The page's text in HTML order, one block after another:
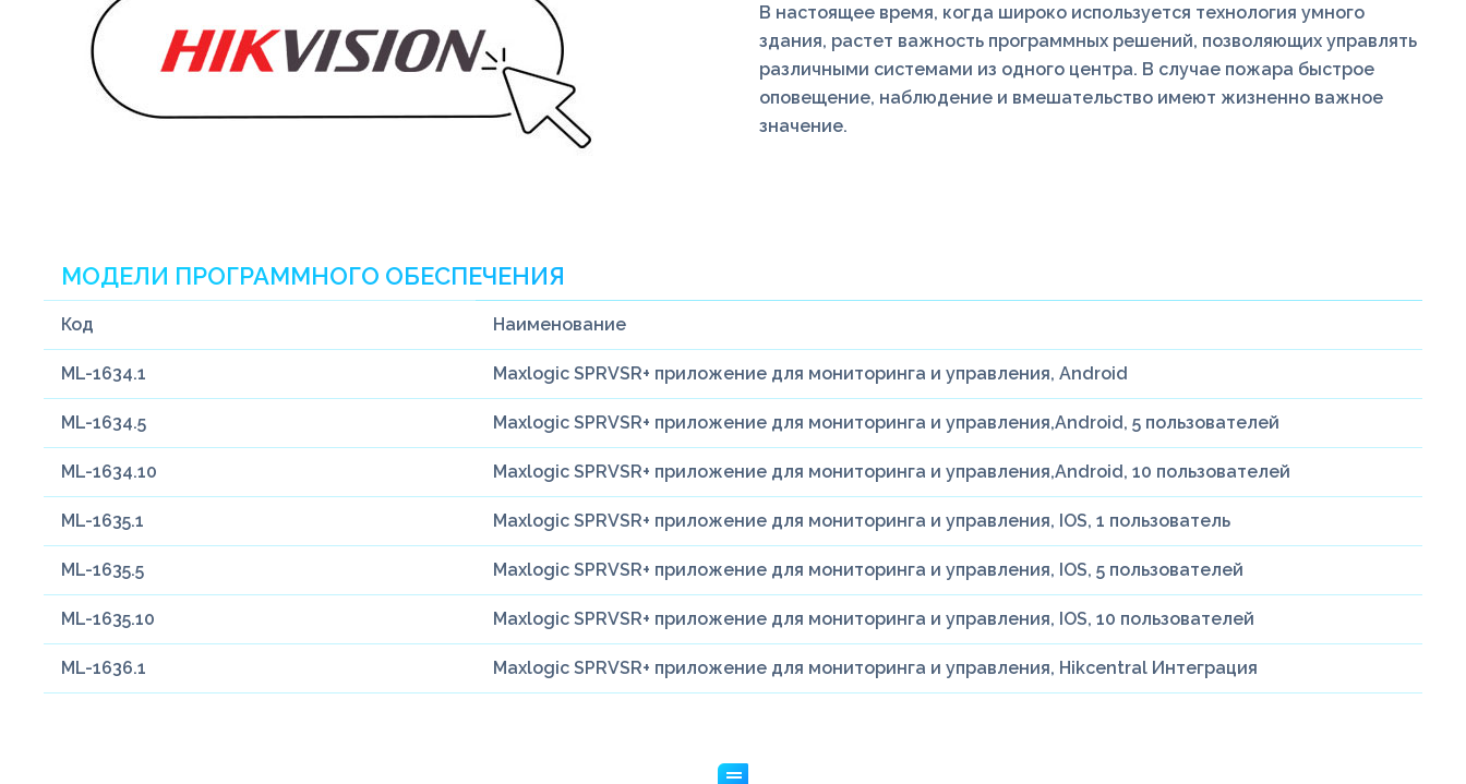
В настоящее время, когда широко используется технология умного
здания, растет важность программных решений, позволяющих управлять
различными системами из одного центра. В случае пожара быстрое
оповещение, наблюдение и вмешательство имеют жизненно важное
значение.
МОДЕЛИ ПРОГРАММНОГО ОБЕСПЕЧЕНИЯ
Код Наименование
ML-1634.1 Maxlogic SPRVSR+ приложение для мониторинга и управления, Android
ML-1634.5 Maxlogic SPRVSR+ приложение для мониторинга и управления,Android, 5 пользователей
ML-1634.10 Maxlogic SPRVSR+ приложение для мониторинга и управления,Android, 10 пользователей
ML-1635.1 Maxlogic SPRVSR+ приложение для мониторинга и управления, IOS, 1 пользователь
ML-1635.5 Maxlogic SPRVSR+ приложение для мониторинга и управления, IOS, 5 пользователей
ML-1635.10 Maxlogic SPRVSR+ приложение для мониторинга и управления, IOS, 10 пользователей
ML-1636.1 Maxlogic SPRVSR+ приложение для мониторинга и управления, Hikcentral Интеграция